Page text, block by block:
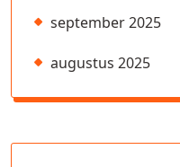
september 2025
augustus 2025